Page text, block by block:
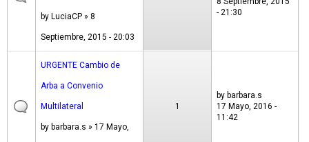
by LuciaCP » 8
Septiembre, 2015 - 20:03
- 21:30
URGENTE Cambio de
Arba a Convenio
Multilateral
by barbara.s » 17 Mayo,
1
by barbara.s
17 Mayo, 2016 -
11:42